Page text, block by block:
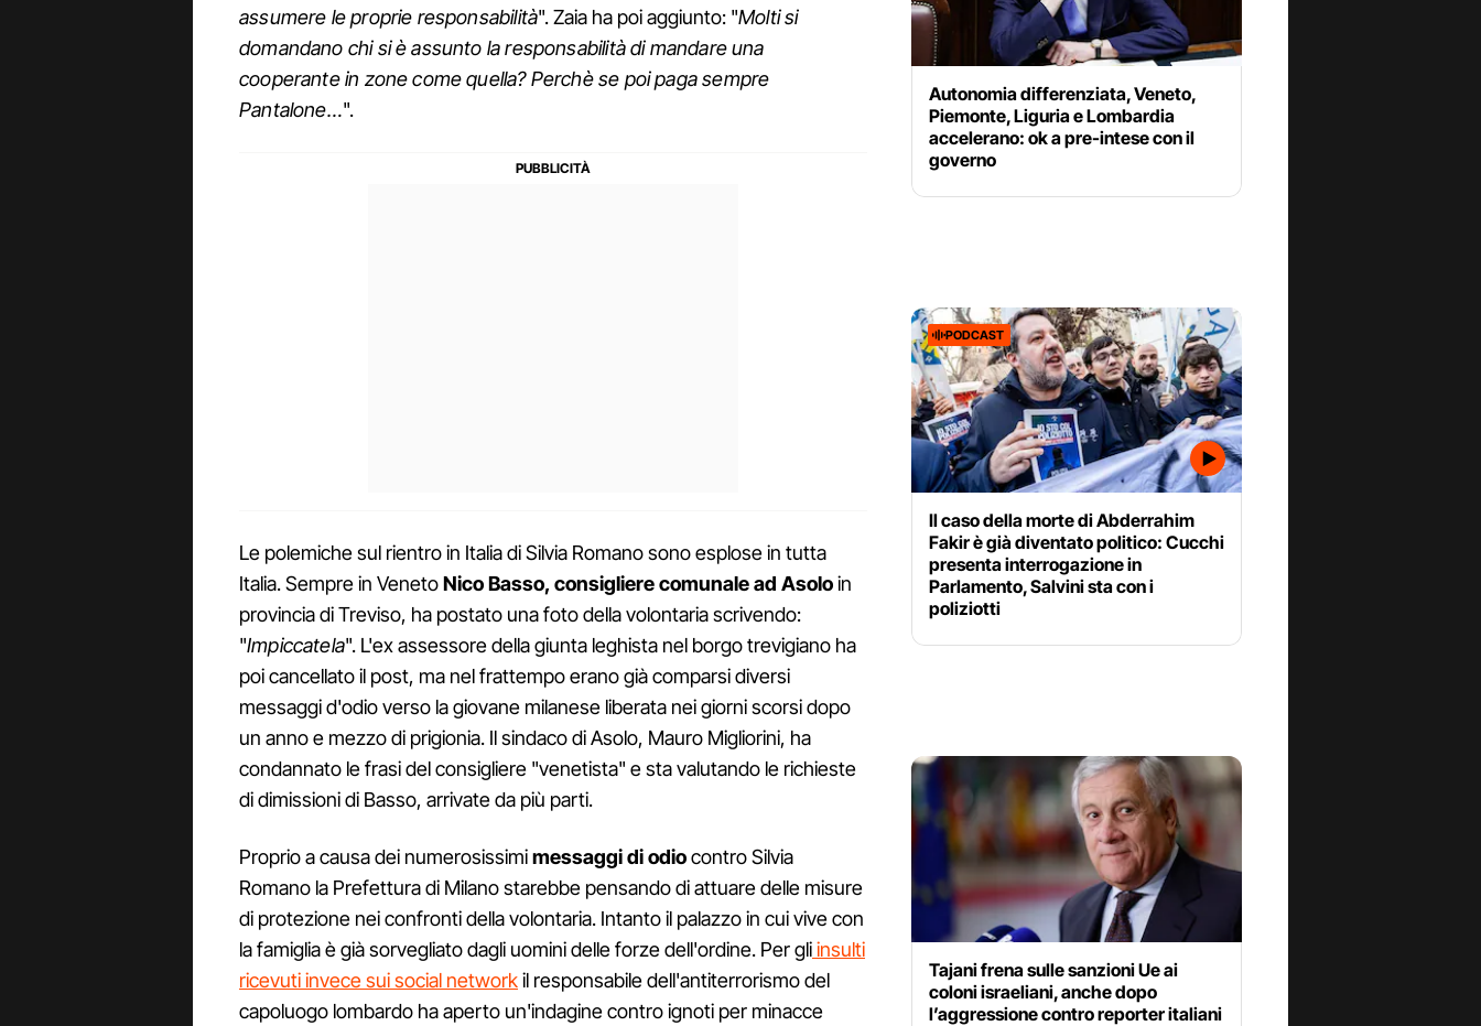
assumere le proprie responsabilità". Zaia ha poi aggiunto: "Molti si
domandano chi si è assunto la responsabilità di mandare una
cooperante in zone come quella? Perchè se poi paga sempre
Pantalone…".
Le polemiche sul rientro in Italia di Silvia Romano sono esplose in tutta
Italia. Sempre in VenetoNico Basso, consigliere comunale ad Asoloin
provincia di Treviso, ha postato una foto della volontaria scrivendo:
"Impiccatela". L'ex assessore della giunta leghista nel borgo trevigiano ha
poi cancellato il post, ma nel frattempo erano già comparsi diversi
messaggi d'odio verso la giovane milanese liberata nei giorni scorsi dopo
un anno e mezzo di prigionia. Il sindaco di Asolo, Mauro Migliorini, ha
condannato le frasi del consigliere "venetista" e sta valutando le richieste
di dimissioni di Basso, arrivate da più parti.
Proprio a causa dei numerosissimimessaggi di odiocontro Silvia
Romano la Prefettura di Milano starebbe pensando di attuare delle misure
di protezione nei confronti della volontaria. Intanto il palazzo in cui vive con
la famiglia è già sorvegliato dagli uomini delle forze dell'ordine. Per gliinsulti
ricevuti invece sui social networkil responsabile dell'antiterrorismo del
capoluogo lombardo ha aperto un'indagine contro ignoti per minacce
Autonomia differenziata, Veneto,
Piemonte, Liguria e Lombardia
accelerano: ok a pre-intese con il
governo
PODCAST
Il caso della morte di Abderrahim
Fakir è già diventato politico: Cucchi
presenta interrogazione in
Parlamento, Salvini sta con i
poliziotti
Tajani frena sulle sanzioni Ue ai
coloni israeliani, anche dopo
l’aggressione contro reporter italiani